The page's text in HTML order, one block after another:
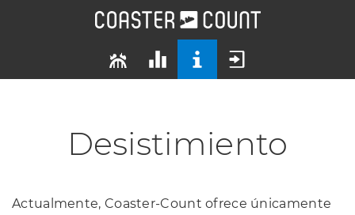
Desistimiento
Actualmente, Coaster-Count ofrece únicamente